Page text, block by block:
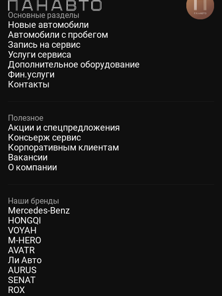
Основные разделы
Новые автомобили
Автомобили с пробегом
Запись на сервис
Услуги сервиса
Дополнительное оборудование
Фин.услуги
Контакты
Полезное
Акции и спецпредложения
Консьерж сервис
Корпоративным клиентам
Вакансии
О компании
Наши бренды
Mercedes-Benz
HONGQI
VOYAH
M-HERO
AVATR
Ли Авто
AURUS
SENAT
ROX